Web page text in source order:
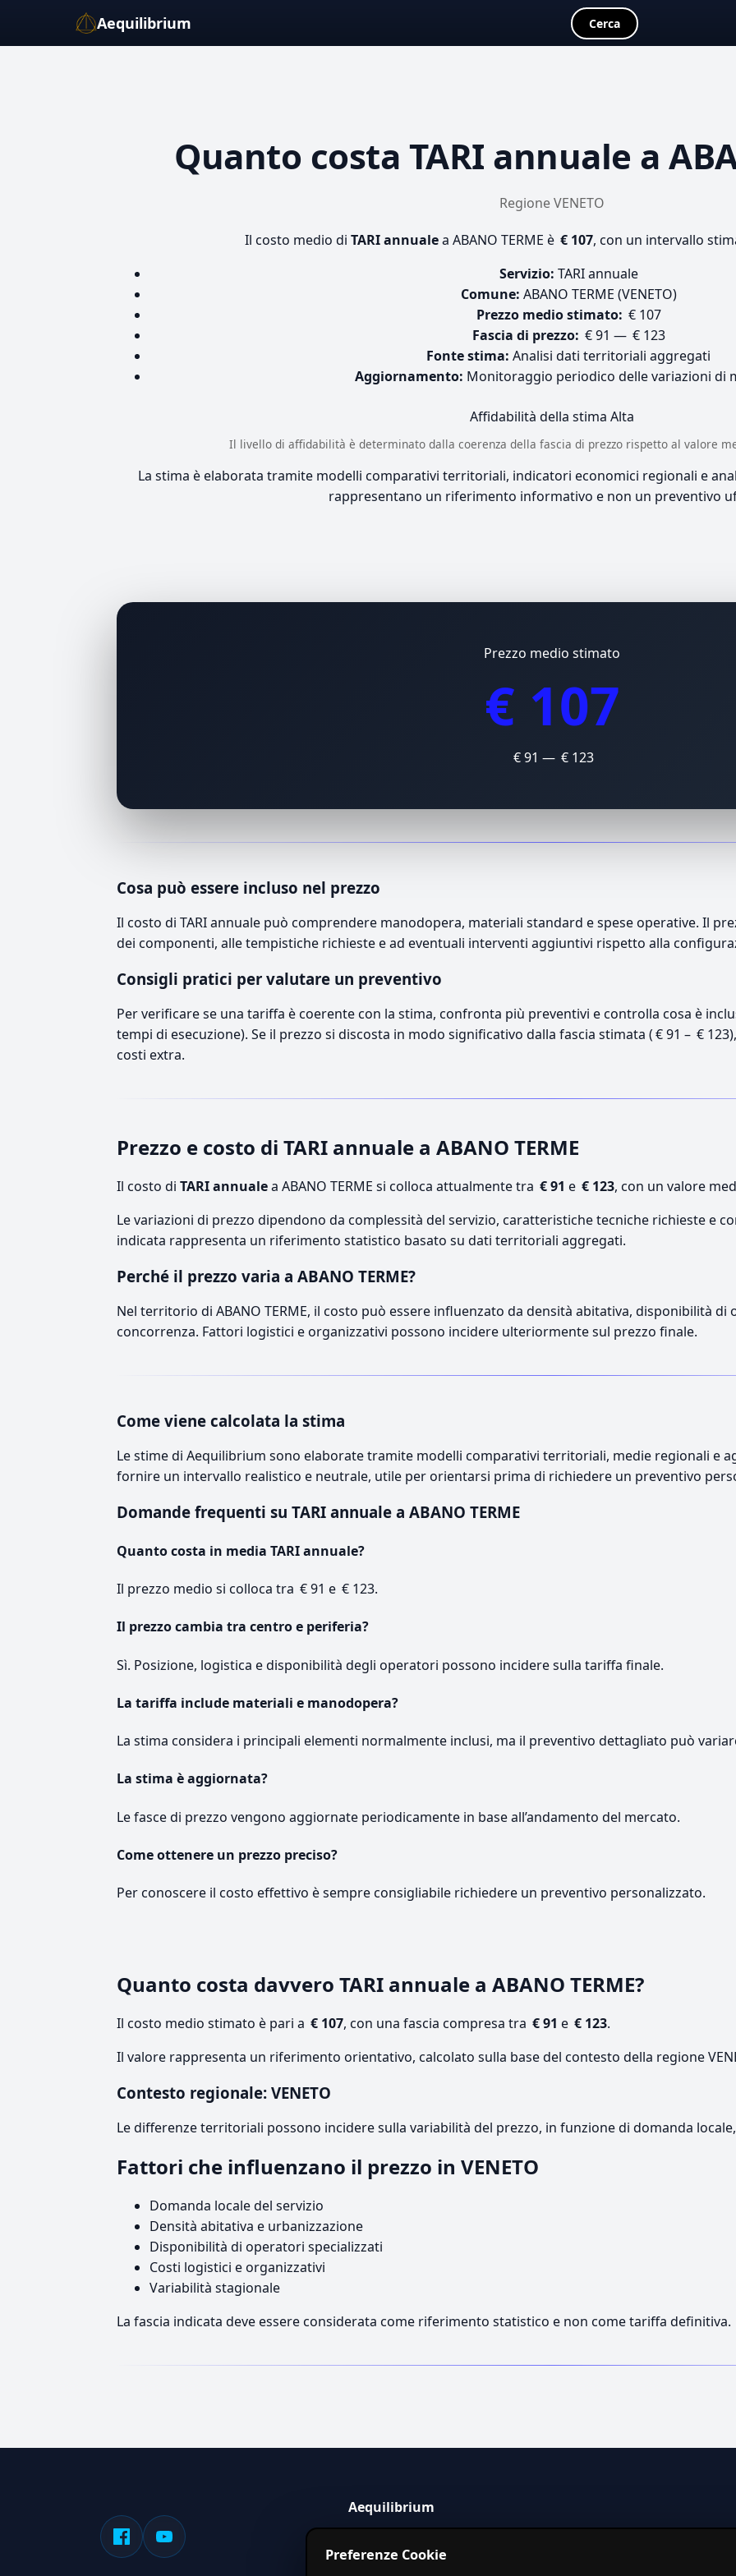
Aequilibrium Cerca
Quanto costa TARI annuale a
Regione VENETO
Il costo medio di TARI annualea ABANO TERME è € 107, con un intervallo
Servizio: TARI annuale
Comune: ABANO TERME (VENETO)
Prezzo medio stimato: € 107
Fascia di prezzo: € 91 — € 123
Fonte stima: Analisi dati territoriali aggregati
Aggiornamento: Monitoraggio periodico delle variazioni di
Affidabilità della stima Alta
Il livello di affidabilità è determinato dalla coerenza della fascia di prezzo rispetto al valore
La stima è elaborata tramite modelli comparativi territoriali, indicatori economici regionali e
rappresentano un riferimento informativo e non un preventivo
Prezzo medio stimato
€ 107
€ 91 — € 123
Cosa può essere incluso nel prezzo
Il costo di TARI annuale può comprendere manodopera, materiali standard e spese operative. Il
dei componenti, alle tempistiche richieste e ad eventuali interventi aggiuntivi rispetto alla
Consigli pratici per valutare un preventivo
Per verificare se una tariffa è coerente con la stima, confronta più preventivi e controlla cosa è
tempi di esecuzione). Se il prezzo si discosta in modo significativo dalla fascia stimata ( € 91 – €
costi extra.
Prezzo e costo di TARI annuale a ABANO TERME
Il costo di TARI annualea ABANO TERME si colloca attualmente tra € 91 e € 123, con un valore
Le variazioni di prezzo dipendono da complessità del servizio, caratteristiche tecniche richieste e
indicata rappresenta un riferimento statistico basato su dati territoriali aggregati.
Perché il prezzo varia a ABANO TERME?
Nel territorio di ABANO TERME, il costo può essere influenzato da densità abitativa, disponibilità di
concorrenza. Fattori logistici e organizzativi possono incidere ulteriormente sul prezzo finale.
Come viene calcolata la stima
Le stime di Aequilibrium sono elaborate tramite modelli comparativi territoriali, medie regionali e
fornire un intervallo realistico e neutrale, utile per orientarsi prima di richiedere un preventivo
Domande frequenti su TARI annuale a ABANO TERME
Quanto costa in media TARI annuale?
Il prezzo medio si colloca tra € 91 e € 123.
Il prezzo cambia tra centro e periferia?
Sì. Posizione, logistica e disponibilità degli operatori possono incidere sulla tariffa finale.
La tariffa include materiali e manodopera?
La stima considera i principali elementi normalmente inclusi, ma il preventivo dettagliato può
La stima è aggiornata?
Le fasce di prezzo vengono aggiornate periodicamente in base all’andamento del mercato.
Come ottenere un prezzo preciso?
Per conoscere il costo effettivo è sempre consigliabile richiedere un preventivo personalizzato.
Quanto costa davvero TARI annuale a ABANO TERME?
Il costo medio stimato è pari a € 107, con una fascia compresa tra € 91 e € 123.
Il valore rappresenta un riferimento orientativo, calcolato sulla base del contesto della regione
Contesto regionale: VENETO
Le differenze territoriali possono incidere sulla variabilità del prezzo, in funzione di domanda
Fattori che influenzano il prezzo in VENETO
Domanda locale del servizio
Densità abitativa e urbanizzazione
Disponibilità di operatori specializzati
Costi logistici e organizzativi
Variabilità stagionale
La fascia indicata deve essere considerata come riferimento statistico e non come tariffa definitiva.
Aequilibrium
servizi in Italia.
Preferenze Cookie